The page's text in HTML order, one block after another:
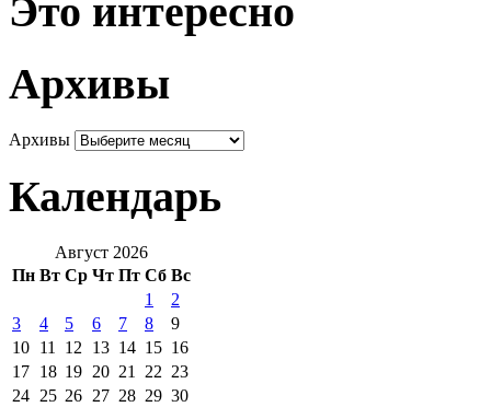
Это интересно
Архивы
Архивы
Календарь
Август 2026
Пн Вт Ср Чт Пт Сб Вс
1
2
3
4 5 6 7 8
9
10 11 12 13 14 15 16
17 18 19 20 21 22 23
24 25 26 27 28 29 30